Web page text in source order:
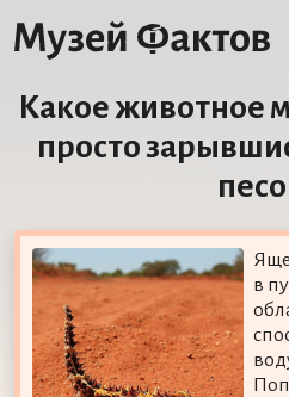
Какое животное
просто
в